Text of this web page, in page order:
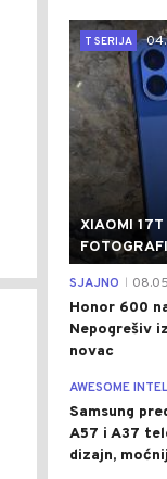
T SERIJA
XIAOMI
SJAJNO
Honor 600
Nepogrešiv
novac
Samsung
A57 i A37
dizajn,